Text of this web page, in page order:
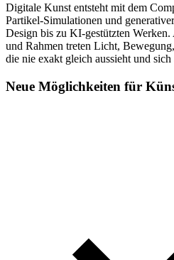
Digitale Kunst entsteht mit dem
Partikel-Simulationen und
Design bis zu KI-gestützten
und Rahmen treten Licht,
die nie exakt gleich aussieht und
Neue Möglichkeiten für